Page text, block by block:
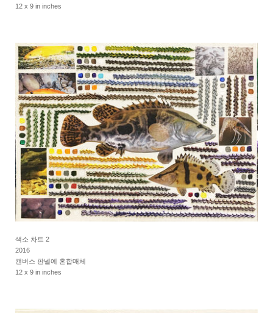
12 x 9 in inches
색소 차트 2
2016
캔버스 판넬에 혼합매체
12 x 9 in inches